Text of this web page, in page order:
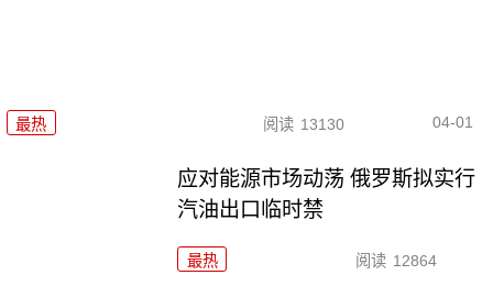
最热 阅读 13130 04-01
应对能源市场动荡 俄罗斯拟实行
汽油出口临时禁
最热 阅读 12864